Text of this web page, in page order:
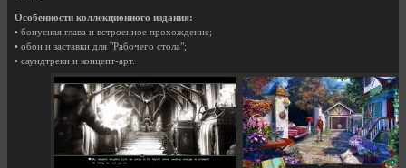
Особенности коллекционного издания:
• бонусная глава и встроенное прохождение;
• обои и заставки для "Рабочего стола";
• саундтреки и концепт-арт.